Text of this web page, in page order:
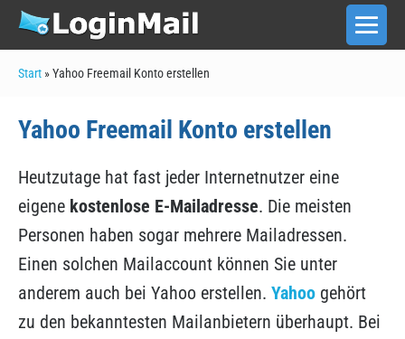
Zum
springen
Start »Yahoo Freemail Konto erstellen
Yahoo Freemail Konto erstellen
Heutzutage hat fast jeder Internetnutzer eine
eigene kostenlose E-Mailadresse. Die meisten
Personen haben sogar mehrere Mailadressen.
Einen solchen Mailaccount können Sie unter
anderem auch bei Yahoo erstellen. Yahoo gehört
zu den bekanntesten Mailanbietern überhaupt. Bei